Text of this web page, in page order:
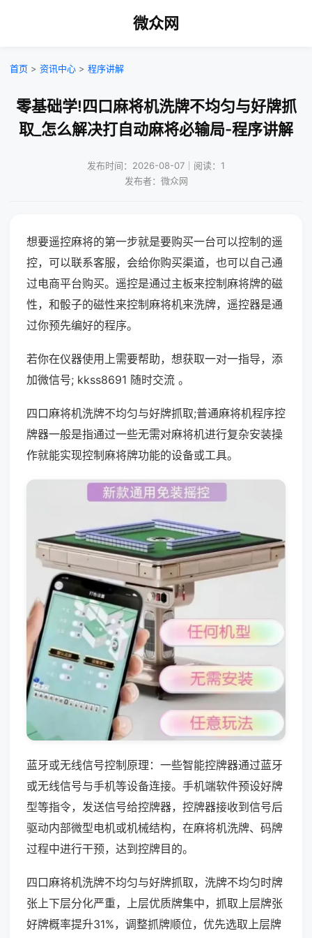
微众网
首页 > 资讯中心 > 程序讲解
零基础学!四口麻将机洗牌不均匀与好牌抓
取_怎么解决打自动麻将必输局-程序讲解
发布时间：2026-08-07｜阅读：1
发布者：微众网
想要遥控麻将的第一步就是要购买一台可以控制的遥
控，可以联系客服，会给你购买渠道，也可以自己通
过电商平台购买。遥控是通过主板来控制麻将牌的磁
性，和骰子的磁性来控制麻将机来洗牌，遥控器是通
过你预先编好的程序。
若你在仪器使用上需要帮助，想获取一对一指导，添
加微信号; kkss8691 随时交流 。
四口麻将机洗牌不均匀与好牌抓取;普通麻将机程序控
牌器一般是指通过一些无需对麻将机进行复杂安装操
作就能实现控制麻将牌功能的设备或工具。
蓝牙或无线信号控制原理：一些智能控牌器通过蓝牙
或无线信号与手机等设备连接。手机端软件预设好牌
型等指令，发送信号给控牌器，控牌器接收到信号后
驱动内部微型电机或机械结构，在麻将机洗牌、码牌
过程中进行干预，达到控牌目的。
四口麻将机洗牌不均匀与好牌抓取，洗牌不均匀时牌
张上下层分化严重，上层优质牌集中，抓取上层牌张
好牌概率提升31%，调整抓牌顺位，优先选取上层牌